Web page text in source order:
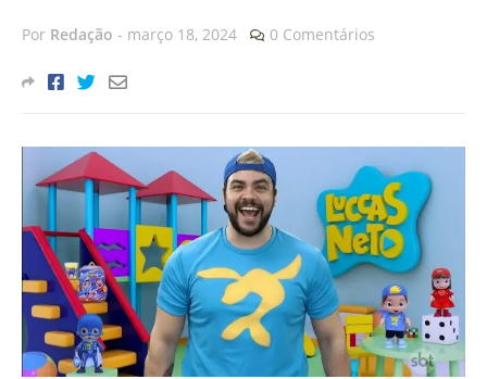
Por Redação - março 18, 2024 0 Comentários